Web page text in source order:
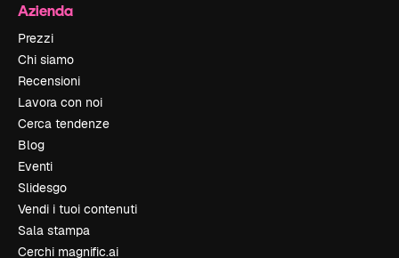
Azienda
Prezzi
Chi siamo
Recensioni
Lavora con noi
Cerca tendenze
Blog
Eventi
Slidesgo
Vendi i tuoi contenuti
Sala stampa
Cerchi magnific.ai